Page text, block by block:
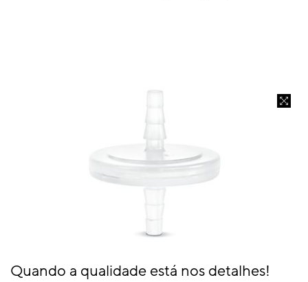
Quando a qualidade está nos detalhes!